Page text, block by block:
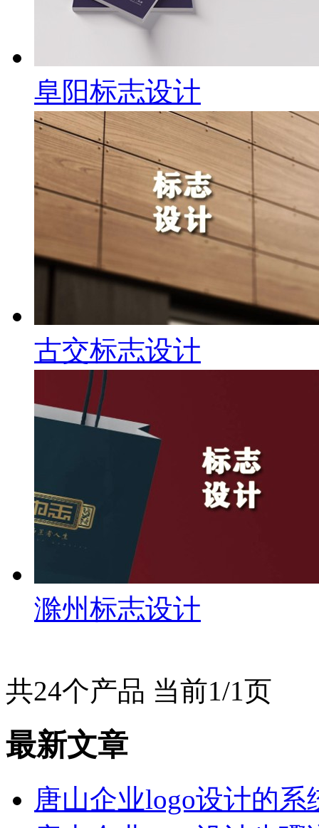
阜阳标志设计
古交标志设计
滁州标志设计
共24个产品 当前1/1页
最新文章
唐山企业logo设计的系